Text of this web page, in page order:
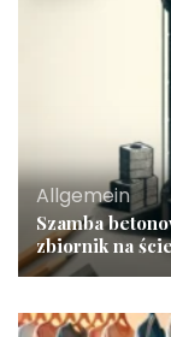
Allgemein
Szamba
zbiornik na